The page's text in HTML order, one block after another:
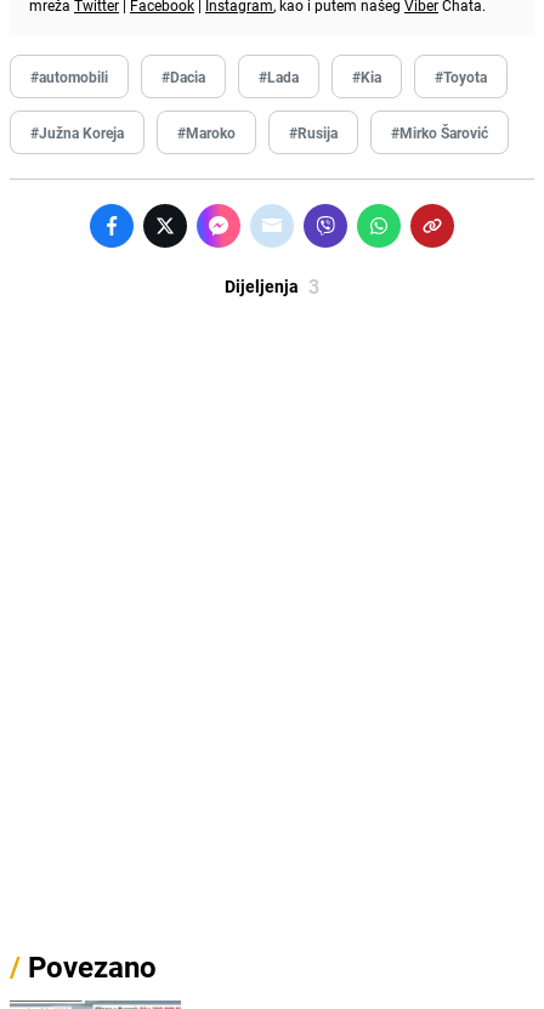
mreža Twitter Facebook Instagram, kao i putem našeg ViberChata.
#automobili #Dacia #Lada #Kia #Toyota
#Južna Koreja #Maroko #Rusija #Mirko Šarović
Dijeljenja 3
/ Povezano